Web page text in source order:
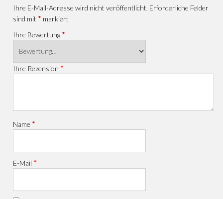
Ihre E-Mail-Adresse wird nicht veröffentlicht. Erforderliche Felder
sind mit * markiert
Ihre Bewertung *
Ihre Rezension *
Name *
E-Mail *